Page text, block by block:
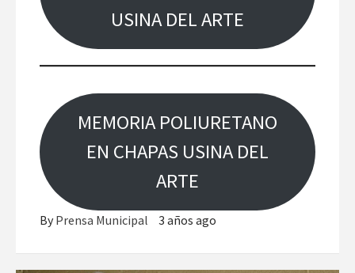
USINA DEL ARTE
MEMORIA POLIURETANO
EN CHAPAS USINA DEL
ARTE
By Prensa Municipal 3 años ago